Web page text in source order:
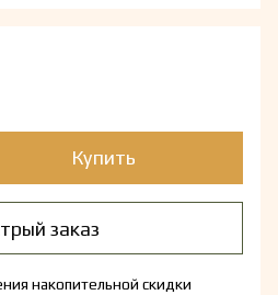
Купить
заказ
накопительной скидки